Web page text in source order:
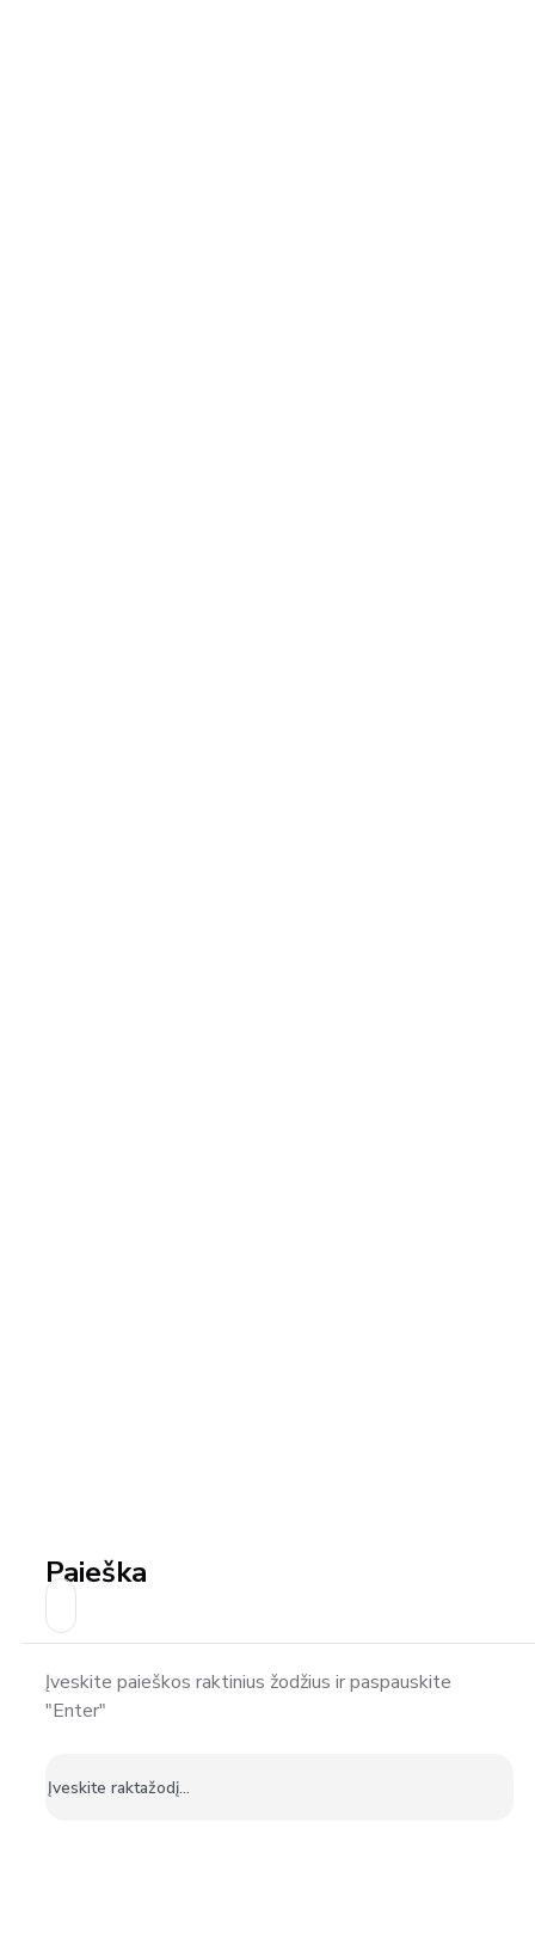
Paieška
Įveskite paieškos raktinius žodžius ir paspauskite
"Enter"